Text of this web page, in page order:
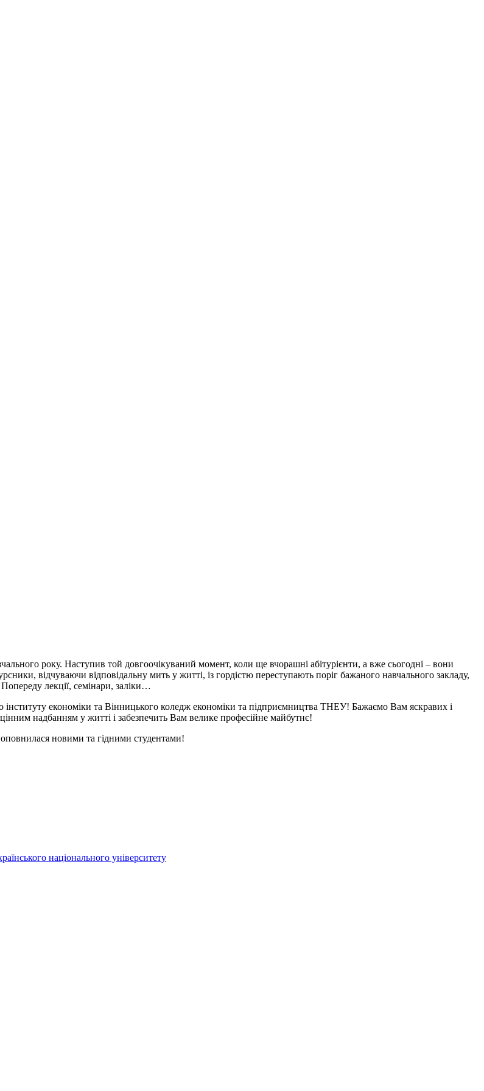
року. Наступив той довгоочікуваний момент, коли ще вчорашні абітурієнти, а вже сьогодні – вони
відчуваючи відповідальну мить у житті, із гордістю переступають поріг бажаного навчального закладу,
лекції, семінари, заліки…
інституту економіки та Вінницького коледж економіки та підприємництва ТНЕУ! Бажаємо Вам яскравих і
надбанням у житті і забезпечить Вам велике професійне майбутнє!
новими та гідними студентами!
національного університету